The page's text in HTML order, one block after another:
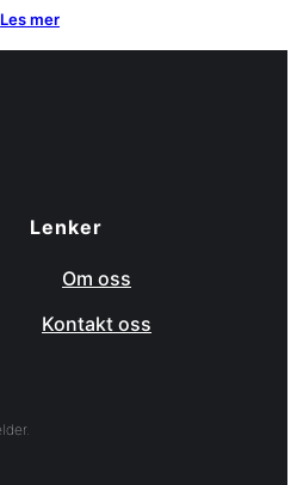
Les mer
Lenker
Om oss
Kontakt oss